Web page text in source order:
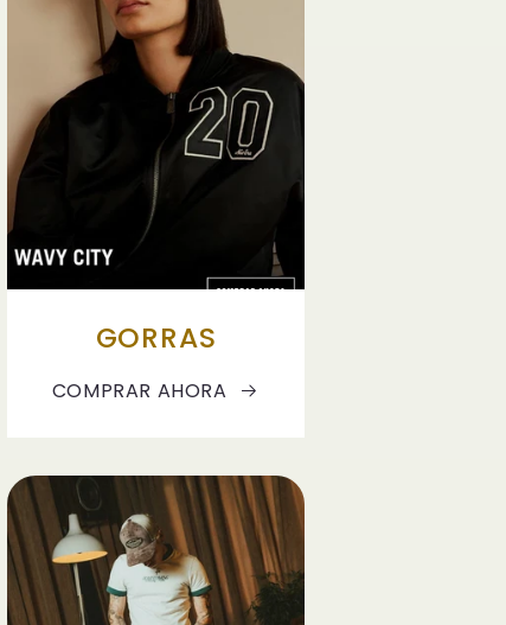
GORRAS
COMPRAR AHORA